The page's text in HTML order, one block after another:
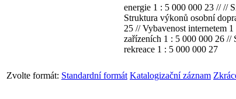
energie 1 : 5 000 000 23 // //
Struktura výkonů osobní
25 // Vybavenost internetem
zařízeních 1 : 5 000 000 26 //
rekreace 1 : 5 000 000 27
Zvolte formát: Standardní formát Katalogizační záznam